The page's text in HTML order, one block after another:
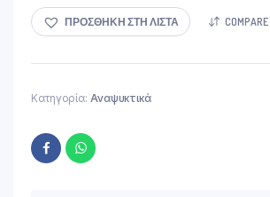
ΠΡΟΣΘΉΚΗ ΣΤΗ ΛΊΣΤΑ COMPARE
Κατηγορία: Αναψυκτικά